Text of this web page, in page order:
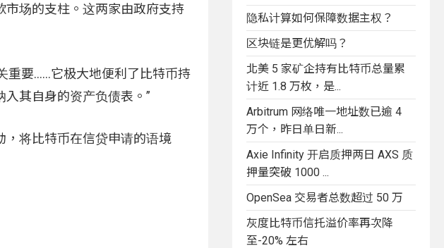
场的支柱。这两家由政府支持
重要……它极大地便利了比特币持
其自身的资产负债表。”
，将比特币在信贷申请的语境
隐私计算如何保障数据主权？
区块链是更优解吗？
北美 5 家矿企持有比特币总量累
计近 1.8 万枚，是...
Arbitrum 网络唯一地址数已逾 4
万个，昨日单日新...
Axie Infinity 开启质押两日 AXS 质
押量突破 1000 ...
OpenSea 交易者总数超过 50 万
灰度比特币信托溢价率再次降
至-20% 左右